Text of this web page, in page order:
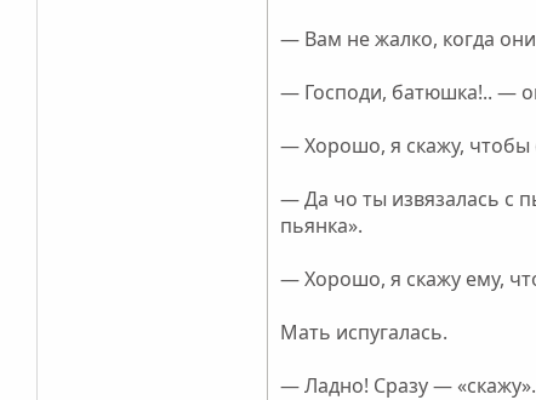
— Вам не жалко, когда
— Господи, батюшка!.. —
— Хорошо, я скажу, чтобы
— Да чо ты извязалась с
пьянка».
— Хорошо, я скажу ему,
Мать испугалась.
— Ладно! Сразу —